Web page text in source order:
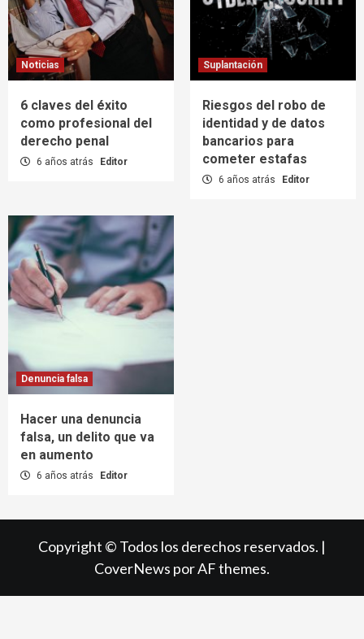
Noticias
6 claves del éxito
como profesional del
derecho penal
6 años atrás Editor
Suplantación
Riesgos del robo de
identidad y de datos
bancarios para
cometer estafas
6 años atrás Editor
Denuncia falsa
Hacer una denuncia
falsa, un delito que va
en aumento
6 años atrás Editor
Copyright © Todos los derechos reservados. |
CoverNews por AF themes.